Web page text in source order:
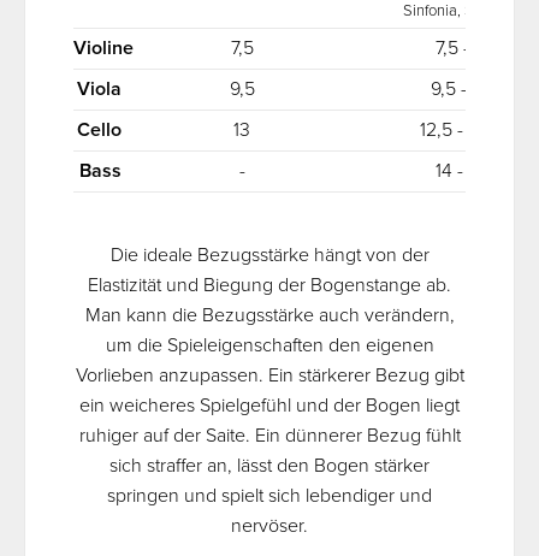
Violine
Viola
Cello
Bass
Sinfonia, Sonata)
7,5
7,5 - 8
9,5
9,5 - 10
13
12,5 - 13,5
-
14 - 16
Die ideale Bezugsstärke hängt von der
Elastizität und Biegung der Bogenstange ab.
Man kann die Bezugsstärke auch verändern,
um die Spieleigenschaften den eigenen
Vorlieben anzupassen. Ein stärkerer Bezug gibt
ein weicheres Spielgefühl und der Bogen liegt
ruhiger auf der Saite. Ein dünnerer Bezug fühlt
sich straffer an, lässt den Bogen stärker
springen und spielt sich lebendiger und
nervöser.